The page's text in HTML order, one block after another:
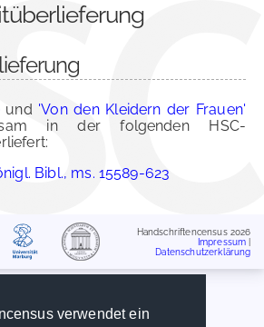
verwendet ein
und 'Von den Kleidern der Frauen'
in der folgenden HSC-
Bibl., ms. 15589-623
Handschriftencensus 2026
Impressum
Datenschutzerklärung